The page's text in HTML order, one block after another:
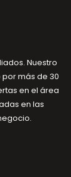
Nuestro
más de 30
en el área
en las